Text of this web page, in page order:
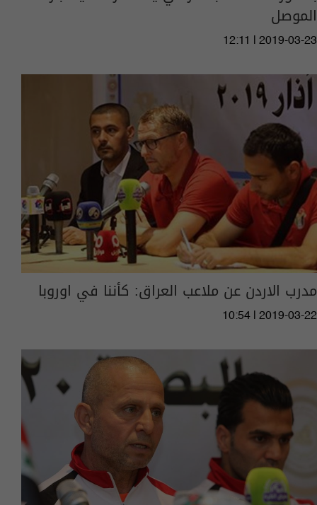
الموصل
12:11 | 2019-03-23
مدرب الاردن عن ملاعب العراق: كأننا في اوروبا
10:54 | 2019-03-22